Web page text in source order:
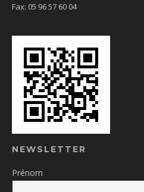
Fax: 05 96 57 60 04
NEWSLETTER
Prénom